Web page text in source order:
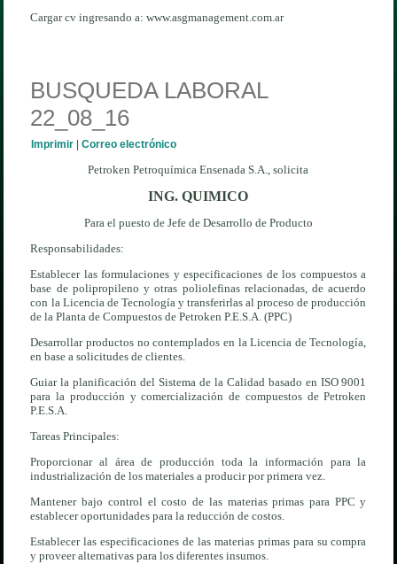
Cargar cv ingresando a: www.asgmanagement.com.ar
BUSQUEDA LABORAL
22_08_16
Imprimir |Correo electrónico
Petroken Petroquímica Ensenada S.A., solicita
ING. QUIMICO
Para el puesto de Jefe de Desarrollo de Producto
Responsabilidades:
Establecer las formulaciones y especificaciones de los compuestos a
base de polipropileno y otras poliolefinas relacionadas, de acuerdo
con la Licencia de Tecnología y transferirlas al proceso de producción
de la Planta de Compuestos de Petroken P.E.S.A. (PPC)
Desarrollar productos no contemplados en la Licencia de Tecnología,
en base a solicitudes de clientes.
Guiar la planificación del Sistema de la Calidad basado en ISO 9001
para la producción y comercialización de compuestos de Petroken
P.E.S.A.
Tareas Principales:
Proporcionar al área de producción toda la información para la
industrialización de los materiales a producir por primera vez.
Mantener bajo control el costo de las materias primas para PPC y
establecer oportunidades para la reducción de costos.
Establecer las especificaciones de las materias primas para su compra
y proveer alternativas para los diferentes insumos.